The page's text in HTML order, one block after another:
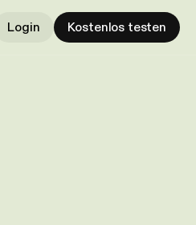
Login Kostenlos testen